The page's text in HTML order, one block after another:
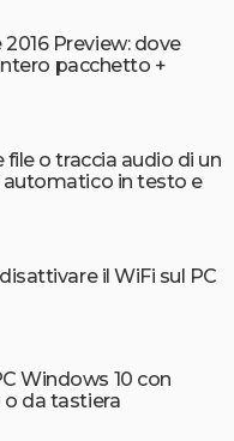
Preview: dove
pacchetto +
file o traccia audio di un
automatico in testo e
il WiFi sul PC
Windows 10 con
da tastiera